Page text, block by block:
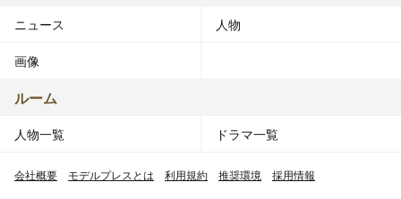
ニュース 人物
画像
ルーム
人物一覧 ドラマ一覧
会社概要 モデルプレスとは 利用規約 推奨環境 採用情報